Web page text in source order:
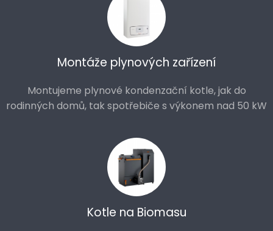
Montáže plynových zařízení
Montujeme plynové kondenzační kotle, jak do
rodinných domů, tak spotřebiče s výkonem nad 50 kW
Kotle na Biomasu